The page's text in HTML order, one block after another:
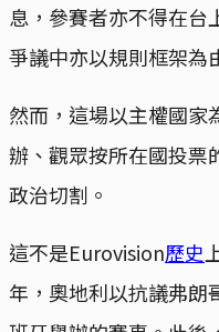
息，參賽者亦不得在台
爭議中亦以規則框架為
然而，這場以主權國家
辦、觀眾按所在國投票
政治切割。
這不是Eurovision歷史
年，奧地利以抗議弗朗